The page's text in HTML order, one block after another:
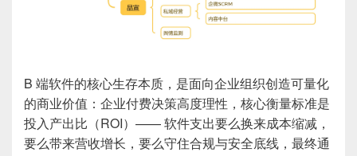
B 端软件的核心生存本质，是面向企业组织创造可量化
的商业价值：企业付费决策高度理性，核心衡量标准是
投入产出比（ROI）—— 软件支出要么换来成本缩减，
要么带来营收增长，要么守住合规与安全底线，最终通